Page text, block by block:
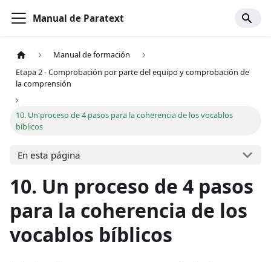
Manual de Paratext
Manual de formación
Etapa 2 - Comprobación por parte del equipo y comprobación de
la comprensión
10. Un proceso de 4 pasos para la coherencia de los vocablos
bíblicos
En esta página
10. Un proceso de 4 pasos
para la coherencia de los
vocablos bíblicos